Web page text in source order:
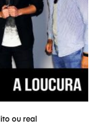
ou real